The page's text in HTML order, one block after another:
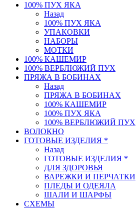
100% ПУХ ЯКА
Назад
100% ПУХ ЯКА
УПАКОВКИ
НАБОРЫ
МОТКИ
100% КАШЕМИР
100% ВЕРБЛЮЖИЙ ПУХ
ПРЯЖА В БОБИНАХ
Назад
ПРЯЖА В БОБИНАХ
100% КАШЕМИР
100% ПУХ ЯКА
100% ВЕРБЛЮЖИЙ ПУХ
ВОЛОКНО
ГОТОВЫЕ ИЗДЕЛИЯ *
Назад
ГОТОВЫЕ ИЗДЕЛИЯ *
ДЛЯ ЗДОРОВЬЯ
ВАРЕЖКИ И ПЕРЧАТКИ
ПЛЕДЫ И ОДЕЯЛА
ШАЛИ И ШАРФЫ
СХЕМЫ